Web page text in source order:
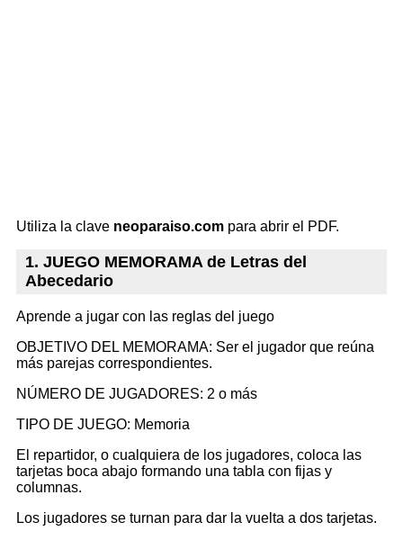
Utiliza la clave neoparaiso.com para abrir el PDF.
1. JUEGO MEMORAMA de Letras del
Abecedario
Aprende a jugar con las reglas del juego
OBJETIVO DEL MEMORAMA: Ser el jugador que reúna
más parejas correspondientes.
NÚMERO DE JUGADORES: 2 o más
TIPO DE JUEGO: Memoria
El repartidor, o cualquiera de los jugadores, coloca las
tarjetas boca abajo formando una tabla con fijas y
columnas.
Los jugadores se turnan para dar la vuelta a dos tarjetas.